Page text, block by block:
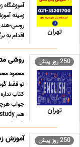
تهران
زمینه
روسی-
اقدام
نموده
250 روز پیش
تهران
روشی
محمود
تو فقط
کتاب
جواب
باشه که
250 روز پیش آموزش